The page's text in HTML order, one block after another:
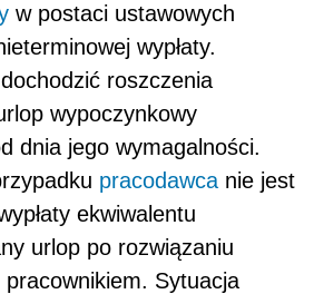
w postaci ustawowych
wypłaty.
roszczenia
wypoczynkowy
dnia jego wymagalności.
pracodawca nie jest
ekwiwalentu
urlop po rozwiązaniu
Sytuacja